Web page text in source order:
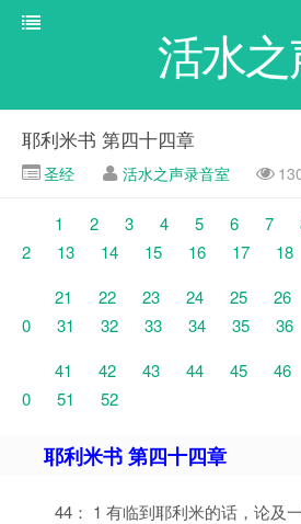
活水之
耶利米书 第四十四章
圣经 活水之声录音室
1 2 3 4 5 6 7
2
13 14 15 16 17 18
21
22 23 24 25 26
0
31 32 33 34 35 36
41
42 43 44 45 46
0
51 52
耶利米书 第四十四章
44： 1 有临到耶利米的话，论及